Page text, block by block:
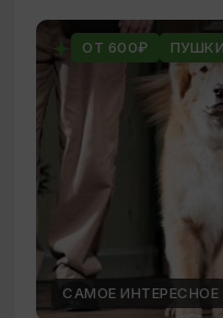
ОТ 600₽
САМОЕ ИНТЕРЕСНОЕ